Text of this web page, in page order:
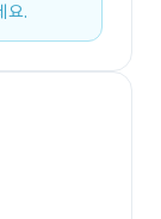
요.